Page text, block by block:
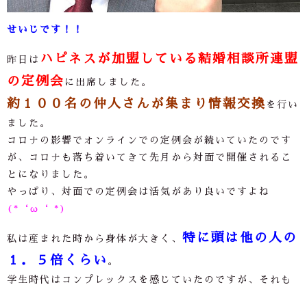
せいじです！！
昨日は ハピネスが加盟している結婚相談所連盟
の定例会 に出席しました。
約１００名の仲人さんが集まり情報交換 を行い
ました。
コロナの影響でオンラインでの定例会が続いていたのです
が、コロナも落ち着いてきて先月から対面で開催されるこ
とになりました。
やっぱり、対面での定例会は活気があり良いですよね
(*‘ω‘ *)
私は産まれた時から身体が大きく、 特に頭は他の人の
１．５倍くらい 。
学生時代はコンプレックスを感じていたのですが、それも